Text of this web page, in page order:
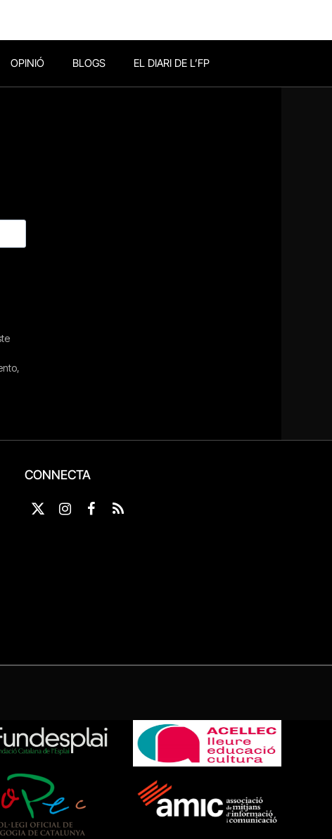
OPINIÓ BLOGS EL DIARI DE L’FP
CONNECTA
X
Instagram
Facebook
RSS